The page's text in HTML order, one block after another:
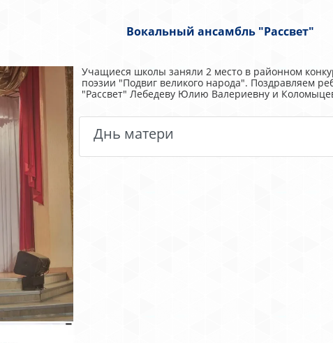
Вокальный ансамбль "Рассвет"
Учащиеся школы заняли 2 место в районном
поэзии "Подвиг великого народа". Поздравляем
"Рассвет" Лебедеву Юлию Валериевну и
Днь матери